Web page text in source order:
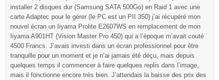
installer 2 disques dur (Samsung SATA 500Go) en Raid 1 avec une
carte Adaptec pour le gérer (le PC est un PII 350) j’ai récupéré mon
nouvel écran un Iiyama Prolite E2607WS en remplacement de mon
Iiyama A901HT (Vision Master Pro 450) qui a l’époque m’avait couté
4500 Francs. J’avais investi dans un écran professionnel pour être
tranquille pour un moment et je n’ai jamais été déçu, mais depuis
quelques temps il commencer à faire quelques replis dans l’image,
mais il fonctionne encore très bien. J’attendais la baisse des prix des